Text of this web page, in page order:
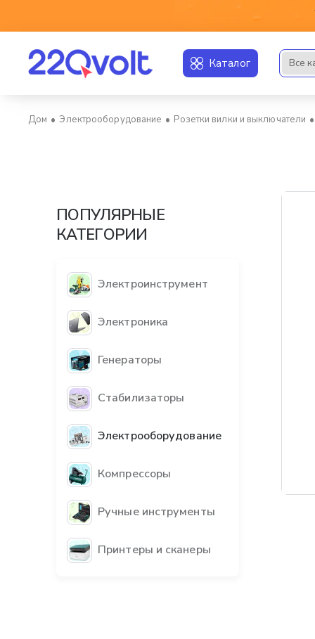
Каталог Все
Электрооборудование Розетки вилки и выключатели
ПОПУЛЯРНЫЕ
КАТЕГОРИИ
Электроинструмент
Электроника
Генераторы
Стабилизаторы
Электрооборудование
Компрессоры
Ручные инструменты
Принтеры и сканеры